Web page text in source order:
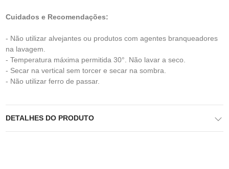
Cuidados e Recomendações:
- Não utilizar alvejantes ou produtos com agentes branqueadores
na lavagem.
- Temperatura máxima permitida 30°. Não lavar a seco.
- Secar na vertical sem torcer e secar na sombra.
- Não utilizar ferro de passar.
DETALHES DO PRODUTO